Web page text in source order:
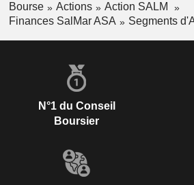
Bourse Actions
Action SALM
Finances SalMar ASA
Segments
N°1 du Conseil
Boursier